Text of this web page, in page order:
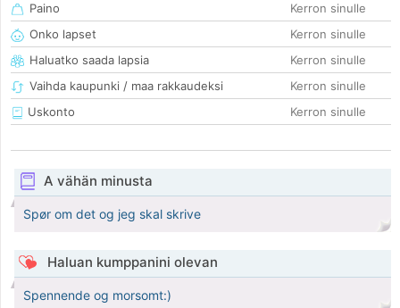
Paino
Kerron sinulle
Onko lapset
Kerron sinulle
Haluatko saada lapsia
Kerron sinulle
Vaihda kaupunki / maa rakkaudeksi
Kerron sinulle
Uskonto
Kerron sinulle
A vähän minusta
Spør om det og jeg skal skrive
Haluan kumppanini olevan
Spennende og morsomt:)